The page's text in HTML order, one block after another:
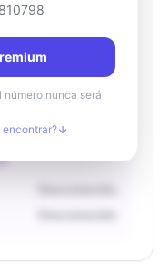
Desconocido
Desconocido
Desconocido
nunca será